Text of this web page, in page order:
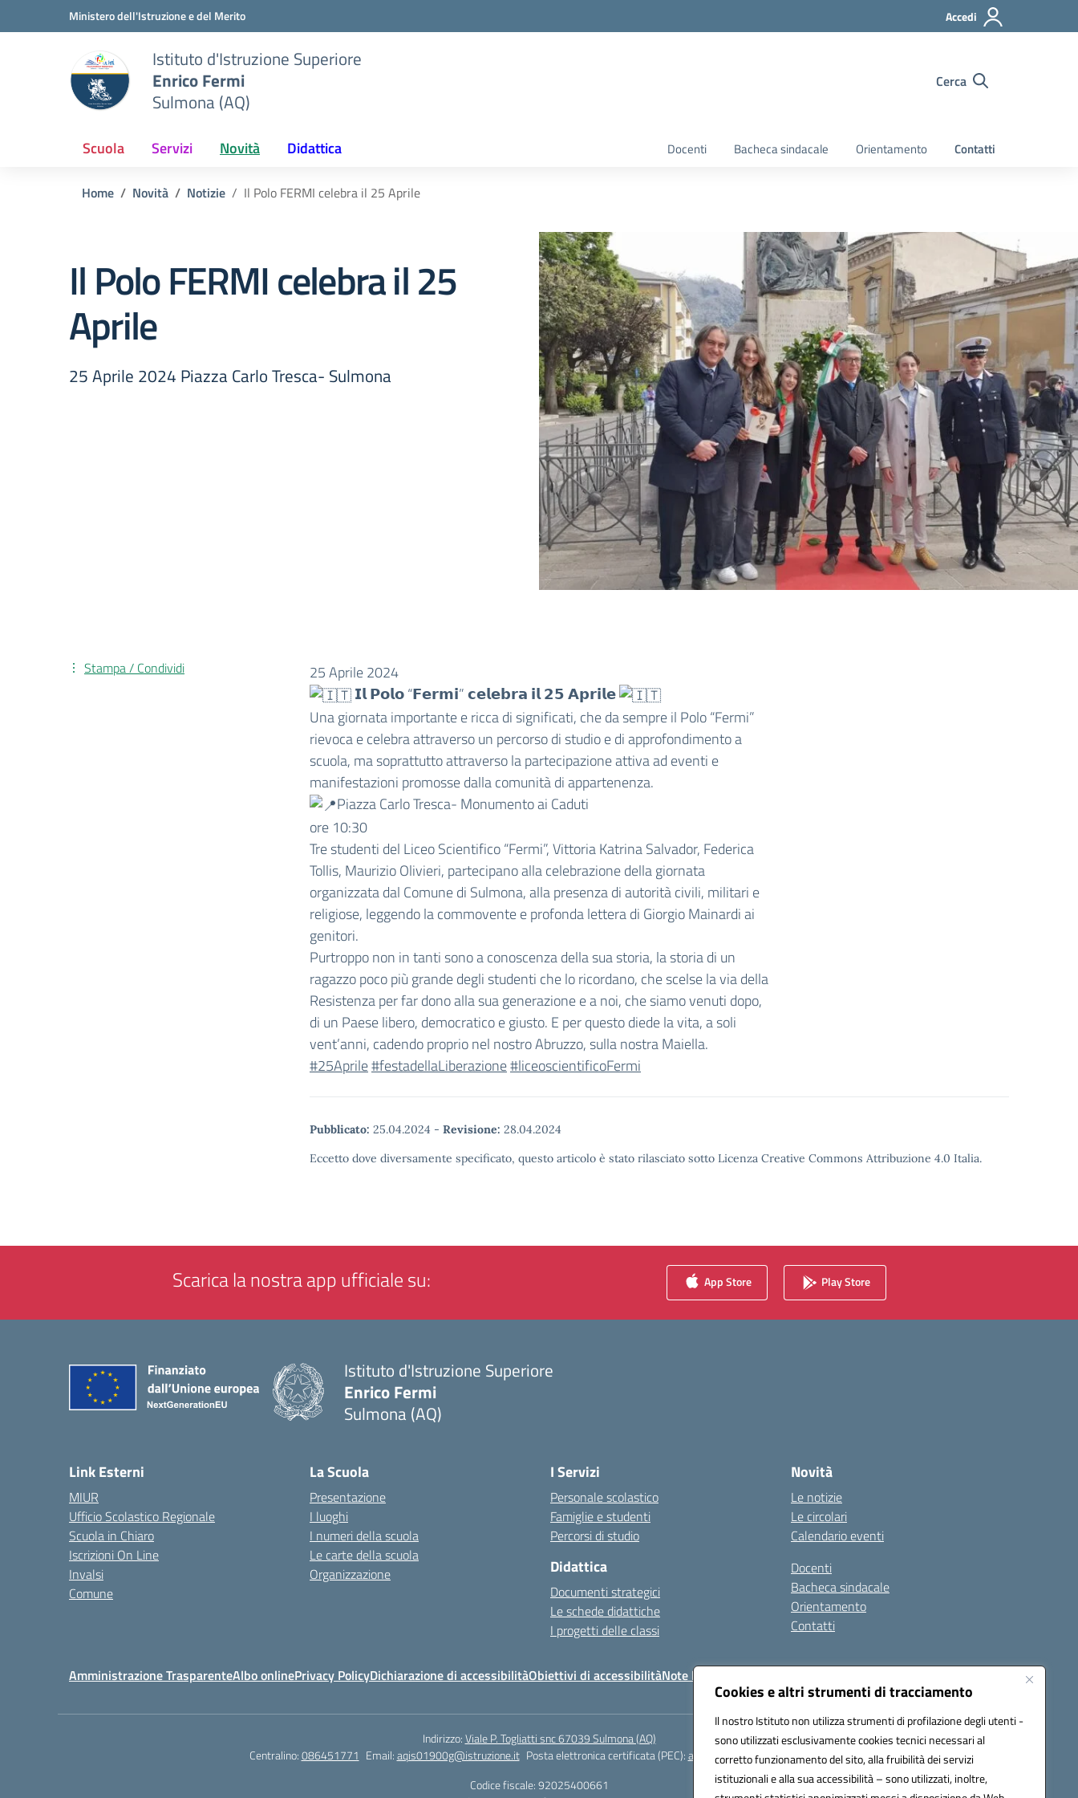
Cookies e altri strumenti di tracciamento
Il nostro Istituto non utilizza strumenti di profilazione degli utenti -
sono utilizzati esclusivamente cookies tecnici necessari al
corretto funzionamento del sito, alla fruibilità dei servizi
istituzionali e alla sua accessibilità – sono utilizzati, inoltre,
Vai ai contenuti
Vai al menu di navigazioneMinistero dell'Istruzione e del Merito Accedi
Istituto d'Istruzione Superiore
Enrico Fermi
Sulmona (AQ)
Cerca
Scuola Servizi Novità Didattica Docenti Bacheca sindacale Orientamento Contatti
Home Novità Notizie Il Polo FERMI celebra il 25 Aprile
Il Polo FERMI celebra il 25
Aprile
25 Aprile 2024 Piazza Carlo Tresca- Sulmona
25 Aprile 2024
𝗜𝗹 𝗣𝗼𝗹𝗼 “𝗙𝗲𝗿𝗺𝗶” 𝗰𝗲𝗹𝗲𝗯𝗿𝗮 𝗶𝗹 𝟮𝟱 𝗔𝗽𝗿𝗶𝗹𝗲
Una giornata importante e ricca di significati, che da sempre il Polo “Fermi”
rievoca e celebra attraverso un percorso di studio e di approfondimento a
scuola, ma soprattutto attraverso la partecipazione attiva ad eventi e
manifestazioni promosse dalla comunità di appartenenza.
Piazza Carlo Tresca- Monumento ai Caduti
ore 10:30
Tre studenti del Liceo Scientifico “Fermi”, Vittoria Katrina Salvador, Federica
Tollis, Maurizio Olivieri, partecipano alla celebrazione della giornata
organizzata dal Comune di Sulmona, alla presenza di autorità civili, militari e
religiose, leggendo la commovente e profonda lettera di Giorgio Mainardi ai
genitori.
Purtroppo non in tanti sono a conoscenza della sua storia, la storia di un
ragazzo poco più grande degli studenti che lo ricordano, che scelse la via della
Resistenza per far dono alla sua generazione e a noi, che siamo venuti dopo,
di un Paese libero, democratico e giusto. E per questo diede la vita, a soli
vent’anni, cadendo proprio nel nostro Abruzzo, sulla nostra Maiella.
#25Aprile#festadellaLiberazione#liceoscientificoFermi
Pubblicato: 25.04.2024 - Revisione: 28.04.2024
Eccetto dove diversamente specificato, questo articolo è stato rilasciato sotto Licenza Creative Commons Attribuzione 4.0 Italia.
Stampa / Condividi
Scarica la nostra app ufficiale su: App Store Play Store
Istituto d'Istruzione Superiore
Enrico Fermi
Sulmona (AQ)
Link Esterni
MIUR
Ufficio Scolastico Regionale
Scuola in Chiaro
Iscrizioni On Line
Invalsi
Comune
La Scuola
Presentazione
I luoghi
I numeri della scuola
Le carte della scuola
Organizzazione
I Servizi
Personale scolastico
Famiglie e studenti
Percorsi di studio
Didattica
Documenti strategici
Le schede didattiche
I progetti delle classi
Novità
Le notizie
Le circolari
Calendario eventi
Docenti
Bacheca sindacale
Orientamento
Contatti
Amministrazione TrasparenteAlbo onlinePrivacy PolicyDichiarazione di accessibilitàObiettivi di accessibilitàNote legali
Indirizzo:Viale P. Togliatti snc 67039 Sulmona (AQ)
Centralino:086451771 Email:aqis01900g@istruzione.it Posta elettronica certificata (PEC):aqis01900g@pec.istruzione.it
Codice fiscale: 92025400661